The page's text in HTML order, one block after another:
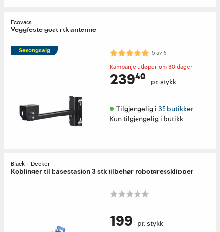
Ecovacs
Veggfeste goat rtk antenne
Sesongsalg Karakter: 5.0 av 5 mulige
5av5
Kampanje utløper om 30 dager
239⁴⁰ pr. stykk
Tilgjengelig i 35 butikker
Kun tilgjengelig i butikk
Black + Decker
Koblinger til basestasjon 3 stk tilbehør robotgressklipper
199 pr. stykk